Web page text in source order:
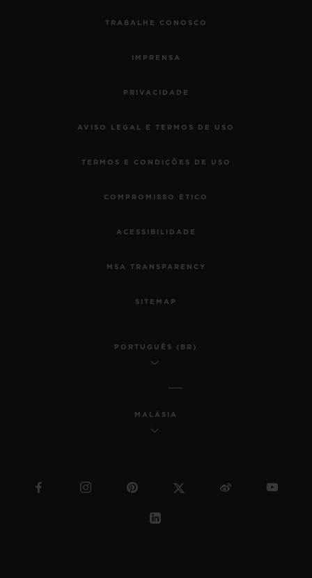
TRABALHE CONOSCO
IMPRENSA
PRIVACIDADE
AVISO LEGAL E TERMOS DE USO
TERMOS E CONDIÇÕES DE USO
COMPROMISSO ÉTICO
ACESSIBILIDADE
MSA TRANSPARENCY
SITEMAP
PORTUGUÊS (BR)
MALÁSIA